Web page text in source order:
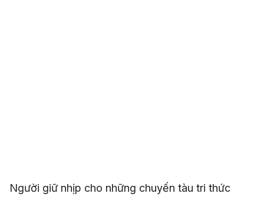
Người giữ nhịp cho những chuyến tàu tri thức